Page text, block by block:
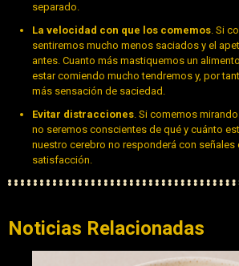
separado.
La velocidad con que los comemos. Si
sentiremos mucho menos saciados y el
antes. Cuanto más mastiquemos un
estar comiendo mucho tendremos y, por
más sensación de saciedad.
Evitar distracciones. Si comemos
no seremos conscientes de qué y cuánto
nuestro cerebro no responderá con señales
satisfacción.
Noticias Relacionadas